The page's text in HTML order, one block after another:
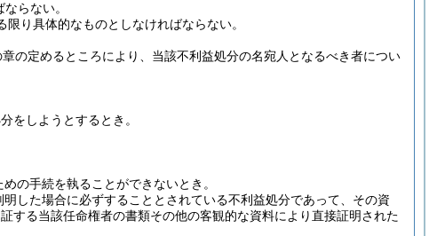
らない。
り具体的なものとしなければならない。
の定めるところにより、当該不利益処分の名宛人となるべき者につい
をしようとするとき。
の手続を執ることができないとき。
した場合に必ずすることとされている不利益処分であって、その資
する当該任命権者の書類その他の客観的な資料により直接証明された